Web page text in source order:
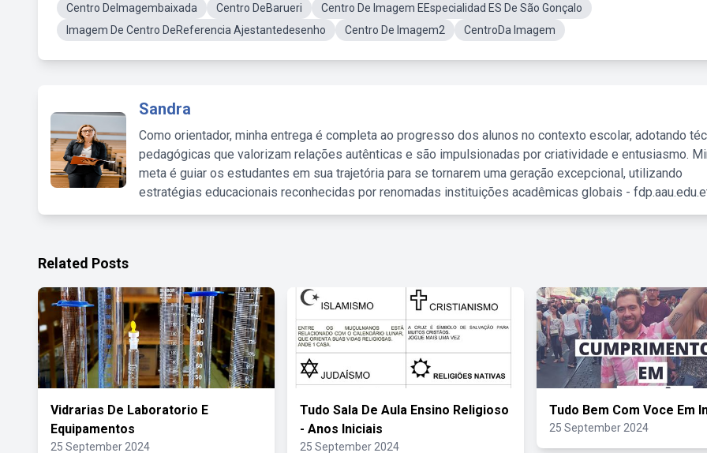
Centro DeImagembaixada
Centro DeBarueri
Centro De Imagem EEspecialidad ES De São Gonçalo
Imagem De Centro DeReferencia Ajestantedesenho
Centro De Imagem2 CentroDa Imagem
Sandra
Como orientador, minha entrega é completa ao progresso dos alunos no contexto escolar, adotando
pedagógicas que valorizam relações autênticas e são impulsionadas por criatividade e entusiasmo.
meta é guiar os estudantes em sua trajetória para se tornarem uma geração excepcional, utilizando
estratégias educacionais reconhecidas por renomadas instituições acadêmicas globais -
Related Posts
Vidrarias De Laboratorio E
Equipamentos
25 September 2024
Tudo Sala De Aula Ensino Religioso
- Anos Iniciais
25 September 2024
Tudo Bem Com Voce Em
25 September 2024